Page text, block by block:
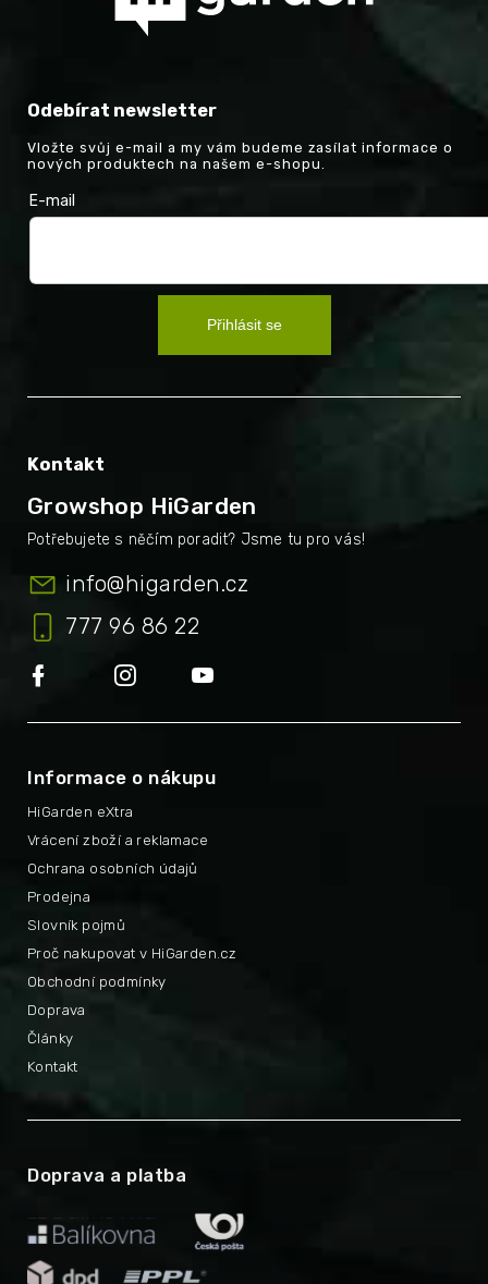
Odebírat newsletter
Vložte svůj e-mail a my vám budeme zasílat informace o
nových produktech na našem e-shopu.
E-mail
Přihlásit se
Kontakt
Growshop HiGarden
info@higarden.cz
777 96 86 22
Informace o nákupu
HiGarden eXtra
Proč nakupovat v HiGarden.cz
Vrácení zboží a reklamace
Obchodní podmínky
Ochrana osobních údajů
Doprava
Prodejna
Články
Slovník pojmů
Kontakt
Doprava a platba